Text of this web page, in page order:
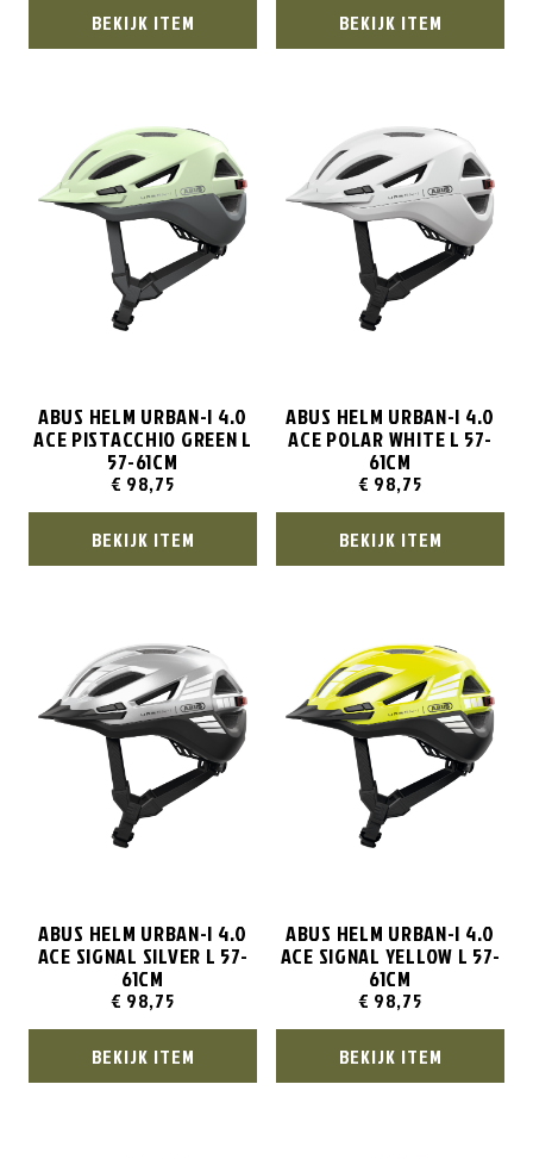
BEKIJK ITEM BEKIJK ITEM
ABUS HELM URBAN-I 4.0
ACE PISTACCHIO GREEN L
57-61CM
€ 98,75
BEKIJK ITEM
ABUS HELM URBAN-I 4.0
ACE POLAR WHITE L 57-
61CM
€ 98,75
BEKIJK ITEM
ABUS HELM URBAN-I 4.0
ACE SIGNAL SILVER L 57-
61CM
€ 98,75
BEKIJK ITEM
ABUS HELM URBAN-I 4.0
ACE SIGNAL YELLOW L 57-
61CM
€ 98,75
BEKIJK ITEM